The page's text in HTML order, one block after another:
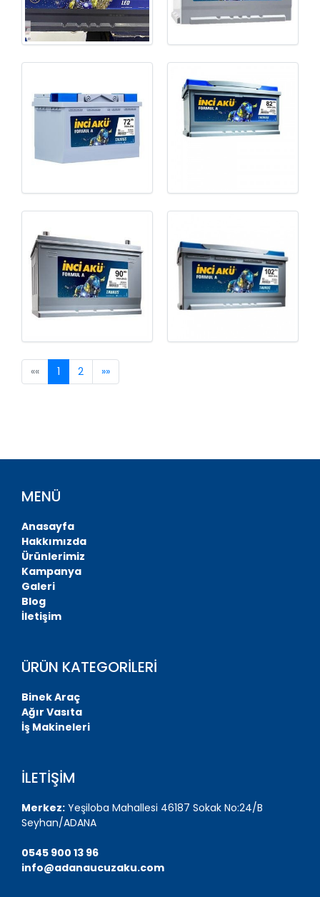
«« 1 2 »»
MENÜ
Anasayfa
Hakkımızda
Ürünlerimiz
Kampanya
Galeri
Blog
İletişim
ÜRÜN KATEGORİLERİ
Binek Araç
Ağır Vasıta
İş Makineleri
İLETİŞİM
Merkez: Yeşiloba Mahallesi 46187 Sokak No:24/B
Seyhan/ADANA
0545 900 13 96
info@adanaucuzaku.com